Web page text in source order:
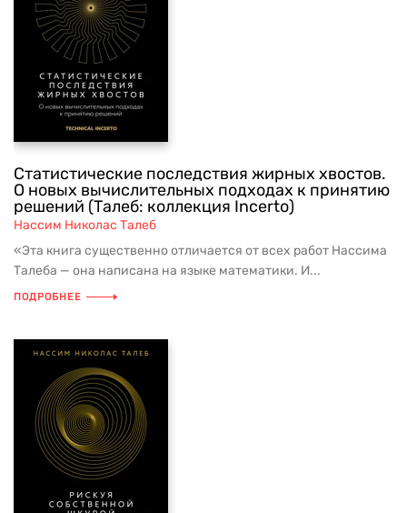
Статистические последствия жирных хвостов.
О новых вычислительных подходах к принятию
решений (Талеб: коллекция Incerto)
Нассим Николас Талеб
«Эта книга существенно отличается от всех работ Нассима
Талеба — она написана на языке математики. И...
ПОДРОБНЕЕ